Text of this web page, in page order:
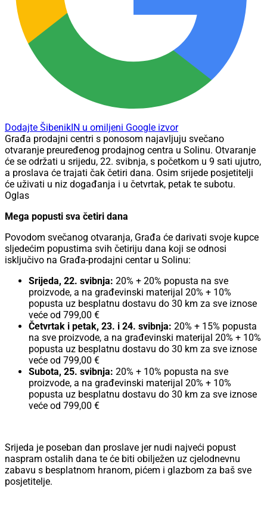
Dodajte ŠibenikIN u omiljeni Google izvor
Građa prodajni centri s ponosom najavljuju svečano
otvaranje preuređenog prodajnog centra u Solinu. Otvaranje
će se održati u srijedu, 22. svibnja, s početkom u 9 sati ujutro,
a proslava će trajati čak četiri dana. Osim srijede posjetitelji
će uživati u niz događanja i u četvrtak, petak te subotu.
Oglas
Mega popusti sva četiri dana
Povodom svečanog otvaranja, Građa će darivati svoje kupce
sljedećim popustima svih četiriju dana koji se odnosi
isključivo na Građa-prodajni centar u Solinu:
Srijeda, 22. svibnja: 20% + 20% popusta na sve
proizvode, a na građevinski materijal 20% + 10%
popusta uz besplatnu dostavu do 30 km za sve iznose
veće od 799,00 €
Četvrtak i petak, 23. i 24. svibnja: 20% + 15% popusta
na sve proizvode, a na građevinski materijal 20% + 10%
popusta uz besplatnu dostavu do 30 km za sve iznose
veće od 799,00 €
Subota, 25. svibnja: 20% + 10% popusta na sve
proizvode, a na građevinski materijal 20% + 10%
popusta uz besplatnu dostavu do 30 km za sve iznose
veće od 799,00 €
Srijeda je poseban dan proslave jer nudi najveći popust
naspram ostalih dana te će biti obilježen uz cjelodnevnu
zabavu s besplatnom hranom, pićem i glazbom za baš sve
posjetitelje.